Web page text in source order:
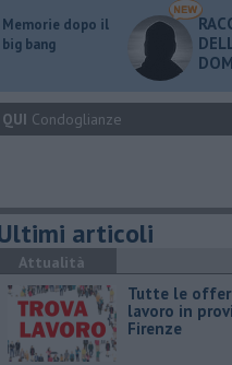
Memorie dopo il
big bang
QUI Condoglianze
articoli
Attualità
​Tutte le
lavoro in
Firenze